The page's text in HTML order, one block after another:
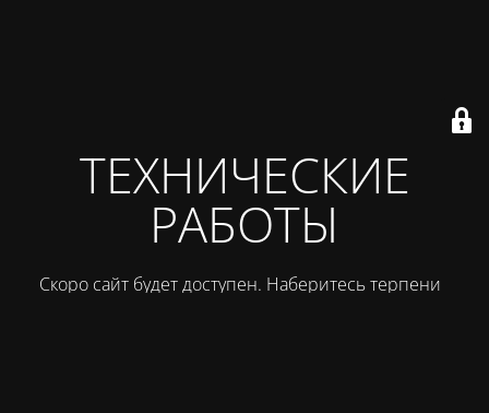
ТЕХНИЧЕСКИЕ
РАБОТЫ
Скоро сайт будет доступен. Наберитесь терпения